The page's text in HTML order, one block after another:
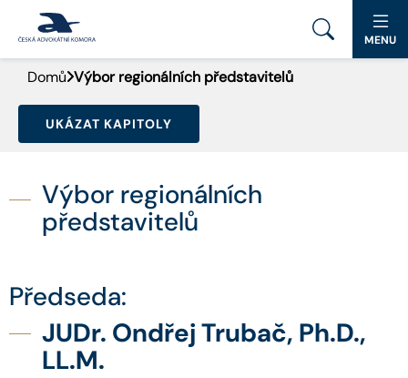
PORTÁL ČAK
DOMŮ
DOKUMENTY A FORMULÁŘE
KONTAKT
MENU
Domů Výbor regionálních představitelů
UKÁZAT KAPITOLY
Výbor regionálních
představitelů
Předseda:
JUDr. Ondřej Trubač, Ph.D.,
LL.M.